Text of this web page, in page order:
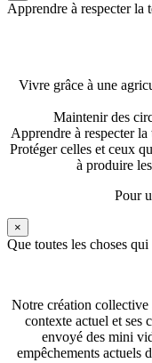
Apprendre à respecter la
Vivre grâce à une
Maintenir des
Apprendre à respecter la
Protéger celles et ceux
à produire
Pour
×
Que toutes les choses
Notre création collective
contexte actuel et ses
envoyé des mini
empêchements actuels